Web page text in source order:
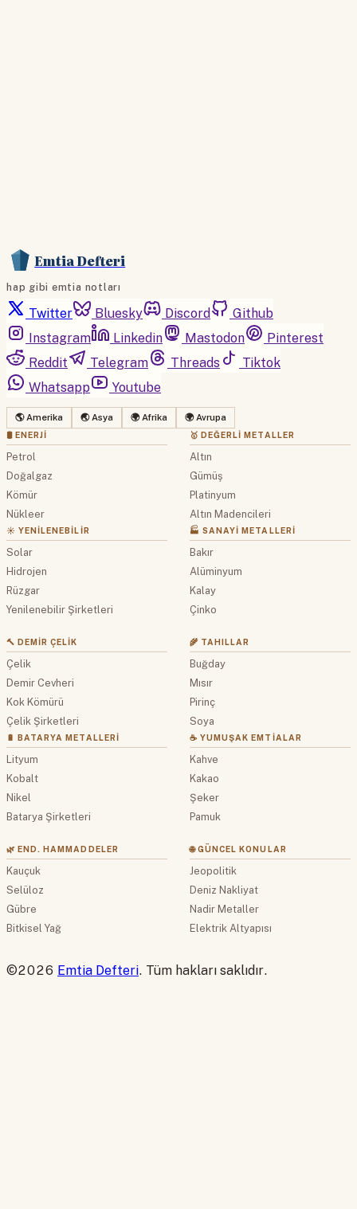
Emtia Defteri
hap gibi emtia notları
Twitter Bluesky Discord
Github
Instagram
Linkedin Mastodon
Pinterest
Reddit
Telegram Threads
Tiktok
Whatsapp
Youtube
🌎 Amerika 🌏 Asya 🌍 Afrika 🌍 Avrupa
🛢 ENERJI
Petrol
Doğalgaz
Kömür
Nükleer
☀️ YENILENEBILIR
Solar
Hidrojen
Rüzgar
Yenilenebilir Şirketleri
🥇 DEĞERLI METALLER
Altın
Gümüş
Platinyum
Altın Madencileri
🏭 SANAYI METALLERI
Bakır
Alüminyum
Kalay
Çinko
🔨 DEMIR ÇELIK
Çelik
Demir Cevheri
Kok Kömürü
Çelik Şirketleri
🔋 BATARYA METALLERI
Lityum
Kobalt
Nikel
Batarya Şirketleri
🌾 TAHILLAR
Buğday
Mısır
Pirinç
Soya
☕ YUMUŞAK EMTIALAR
Kahve
Kakao
Şeker
Pamuk
🌿 END. HAMMADDELER
Kauçuk
Selüloz
Gübre
Bitkisel Yağ
🌐 GÜNCEL KONULAR
Jeopolitik
Deniz Nakliyat
Nadir Metaller
Elektrik Altyapısı
©2026 Emtia Defteri. Tüm hakları saklıdır.